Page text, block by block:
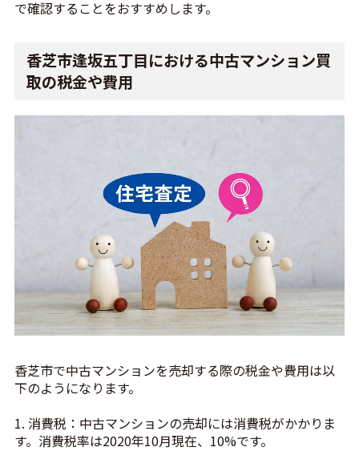
で確認することをおすすめします。
香芝市逢坂五丁目における中古マンション買
取の税金や費用
香芝市で中古マンションを売却する際の税金や費用は以
下のようになります。
1. 消費税：中古マンションの売却には消費税がかかりま
す。消費税率は2020年10月現在、10%です。